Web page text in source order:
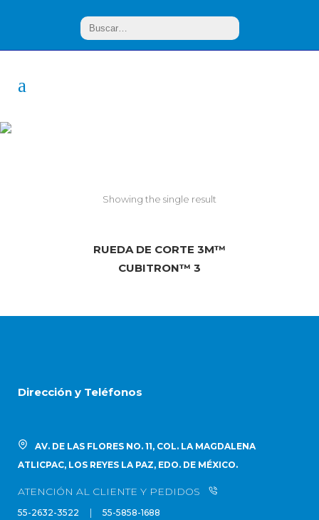
Showing the single result
RUEDA DE CORTE 3M™
CUBITRON™ 3
Dirección y Teléfonos
AV. DE LAS FLORES NO. 11, COL. LA MAGDALENA
ATLICPAC, LOS REYES LA PAZ, EDO. DE MÉXICO.
ATENCIÓN AL CLIENTE Y PEDIDOS
55-2632-3522 | 55-5858-1688